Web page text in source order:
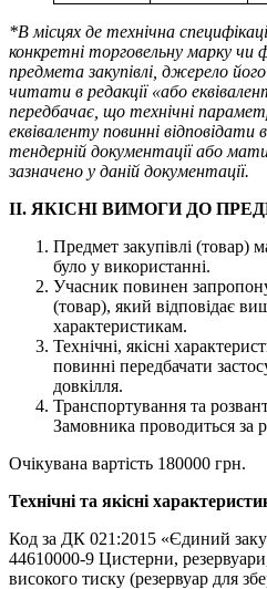
*В місцях де технічна
конкретні торговельну марку чи
предмета закупівлі, джерело
читати в редакції «або
передбачає, що технічні
еквіваленту повинні
тендерній документації або
зазначено у даній документації.
ІІ. ЯКІСНІ ВИМОГИ ДО
Предмет закупівлі (товар)
було у використанні.
Учасник повинен
(товар), який відповідає
характеристикам.
Технічні, якісні
повинні передбачати
довкілля.
Транспортування та
Замовника проводиться за
Очікувана вартість 180000 грн.
Технічні та якісні
Код за ДК 021:2015 «Єдиний
44610000-9 Цистерни,
високого тиску (резервуар для